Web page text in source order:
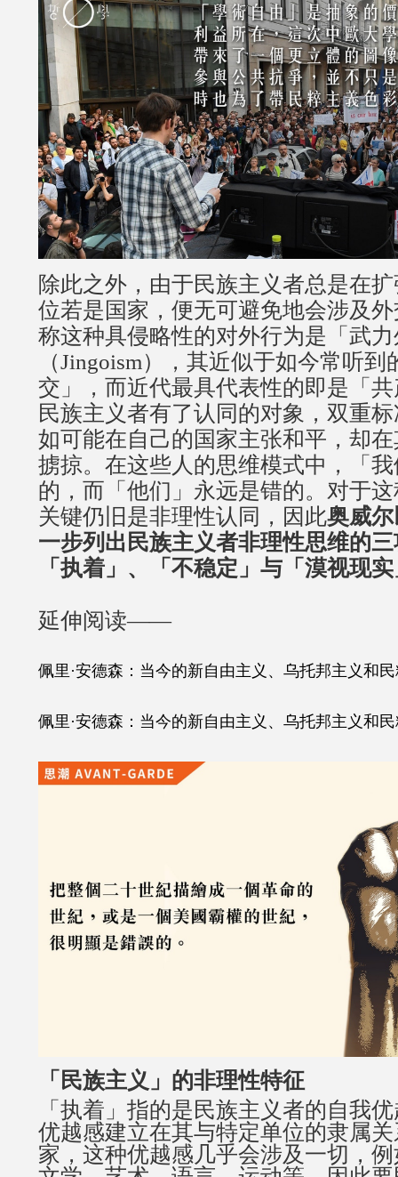
除此之外，由于民族主义者总是在
位若是国家，便无可避免地会涉及
称这种具侵略性的对外行为是「武
（Jingoism），其近似于如今常听到
交」，而近代最具代表性的即是「
民族主义者有了认同的对象，双重
如可能在自己的国家主张和平，却
掳掠。在这些人的思维模式中，「
的，而「他们」永远是错的。对于
关键仍旧是非理性认同，因此奥威
一步列出民族主义者非理性思维的
「执着」、「不稳定」与「漠视现
延伸阅读——
佩里·安德森：当今的新自由主义、乌托邦主义和
佩里·安德森：当今的新自由主义、乌托邦主义和
「民族主义」的非理性特征
「执着」指的是民族主义者的自我
优越感建立在其与特定单位的隶属
家，这种优越感几乎会涉及一切，